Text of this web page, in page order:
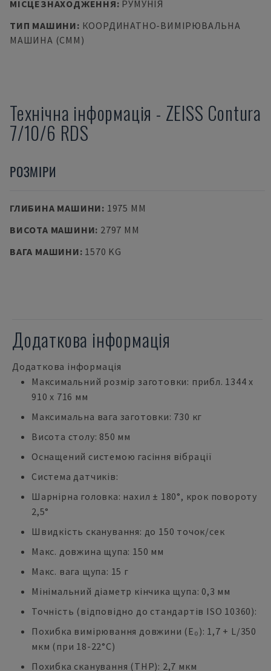
МІСЦЕЗНАХОДЖЕННЯ: РУМУНІЯ
ТИП МАШИНИ: КООРДИНАТНО-ВИМІРЮВАЛЬНА
МАШИНА (CMM)
Технічна інформація - ZEISS Contura
7/10/6 RDS
РОЗМІРИ
ГЛИБИНА МАШИНИ: 1975 MM
ВИСОТА МАШИНИ: 2797 MM
ВАГА МАШИНИ: 1570 KG
Додаткова інформація
Додаткова інформація
Максимальний розмір заготовки: прибл. 1344 x
910 x 716 мм
Максимальна вага заготовки: 730 кг
Висота столу: 850 мм
Оснащений системою гасіння вібрації
Система датчиків:
Шарнірна головка: нахил ± 180°, крок повороту
2,5°
Швидкість сканування: до 150 точок/сек
Макс. довжина щупа: 150 мм
Макс. вага щупа: 15 г
Мінімальний діаметр кінчика щупа: 0,3 мм
Точність (відповідно до стандартів ISO 10360):
Похибка вимірювання довжини (E₀): 1,7 + L/350
мкм (при 18-22°C)
Похибка сканування (THP): 2,7 мкм